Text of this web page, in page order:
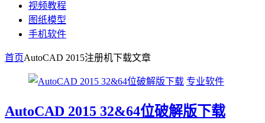
视频教程
图纸模型
手机软件
首页AutoCAD 2015注册机下载文章
专业软件
AutoCAD 2015 32&64位破解版下载